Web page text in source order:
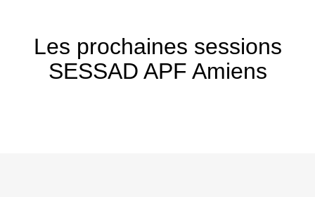
Les prochaines sessions
SESSAD APF Amiens